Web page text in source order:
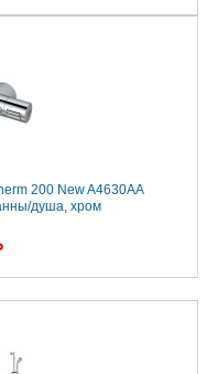
200 New A4630AA
душа, хром